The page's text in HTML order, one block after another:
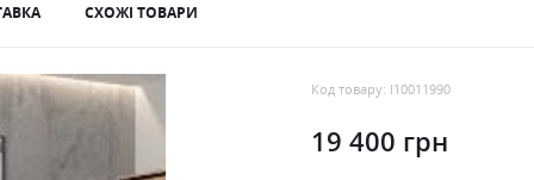
СХОЖІ ТОВАРИ
Код товару: l10011990
19 400 грн